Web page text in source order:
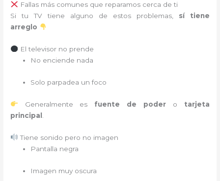
Fallas más comunes que reparamos cerca de ti
Si tu TV tiene alguno de estos problemas, sí tiene
arreglo
El televisor no prende
No enciende nada
Solo parpadea un foco
Generalmente es fuente de poder o tarjeta
principal
Tiene sonido pero no imagen
Pantalla negra
Imagen muy oscura